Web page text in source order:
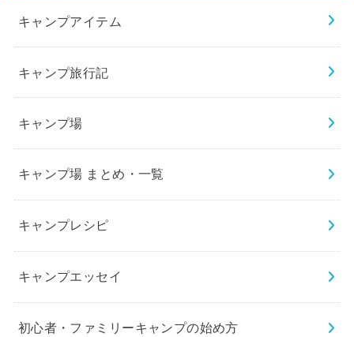
キャンプアイテム
キャンプ旅行記
キャンプ場
キャンプ場 まとめ・一覧
キャンプレシピ
キャンプエッセイ
初心者・ファミリーキャンプの始め方